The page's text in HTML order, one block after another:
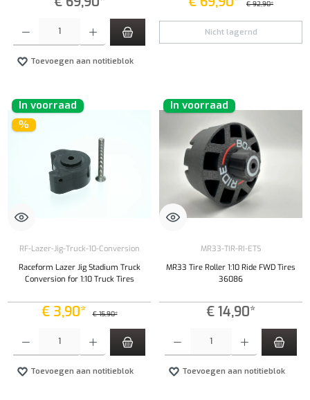
Producthoeveelheid: Voer de gewenste hoeveelheid in of gebruik de knoppen om de
Toevoegen aan notitieblok
€ 92,90*
Nicht lagernd
In voorraad
%
RF-Lazer-Jig-Truck-10-Conversion
Raceform Lazer Jig Stadium Truck
Conversion for 1:10 Truck Tires
€ 3,90* € 15,90*
Toevoegen aan notitieblok
In voorraad
MR33-TIR-RI-ETS
MR33 Tire Roller 1:10 Ride FWD Tires
36086
€ 14,90*
Toevoegen aan notitieblok